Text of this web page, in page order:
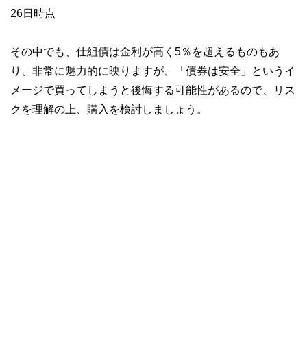
26日時点
その中でも、仕組債は金利が高く5％を超えるものもあ
り、非常に魅力的に映りますが、「債券は安全」というイ
メージで買ってしまうと後悔する可能性があるので、リス
クを理解の上、購入を検討しましょう。